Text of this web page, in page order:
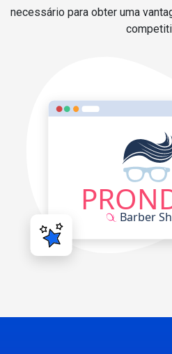
necessário para obter uma